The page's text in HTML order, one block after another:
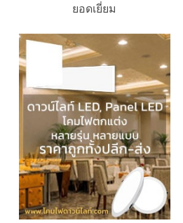
ยอดเยี่ยม